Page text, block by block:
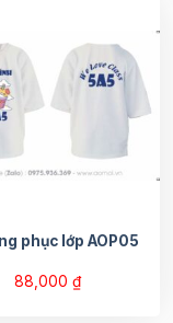
phục lớp AOP05
88,000 ₫